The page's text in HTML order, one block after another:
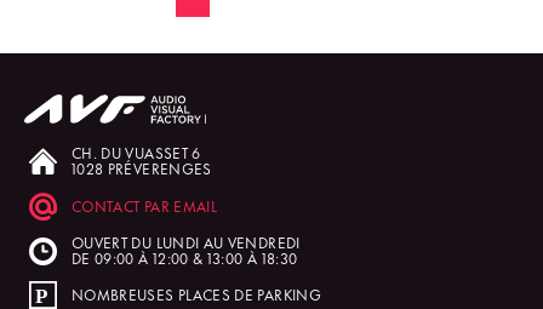
CH. DU VUASSET 6
1028 PRÉVERENGES
CONTACT PAR EMAIL
OUVERT DU LUNDI AU VENDREDI
DE 09:00 À 12:00 & 13:00 À 18:30
NOMBREUSES PLACES DE PARKING